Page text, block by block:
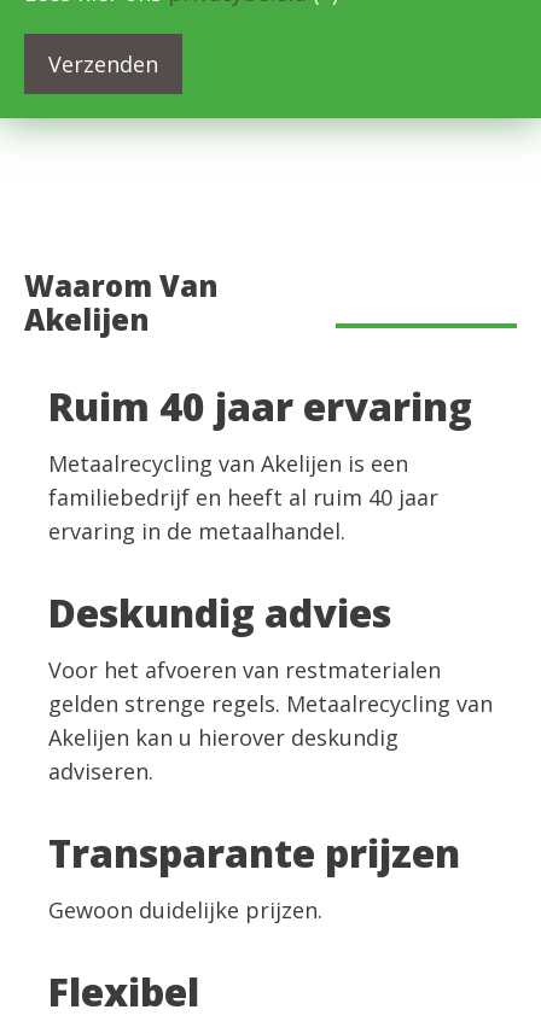
Waarom Van
Akelijen
Ruim 40 jaar ervaring
Metaalrecycling van Akelijen is een
familiebedrijf en heeft al ruim 40 jaar
ervaring in de metaalhandel.
Deskundig advies
Voor het afvoeren van restmaterialen
gelden strenge regels. Metaalrecycling van
Akelijen kan u hierover deskundig
adviseren.
Transparante prijzen
Gewoon duidelijke prijzen.
Flexibel